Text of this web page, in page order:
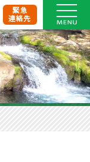
緊急
連絡先